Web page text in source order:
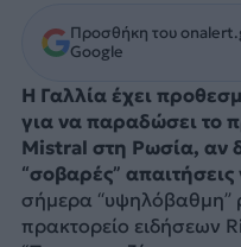
Προσθήκη του
Google
Η Γαλλία έχει
για να παραδώσει το
Mistral στη Ρωσία, αν
“σοβαρές”
σήμερα
πρακτορείο ειδήσεων